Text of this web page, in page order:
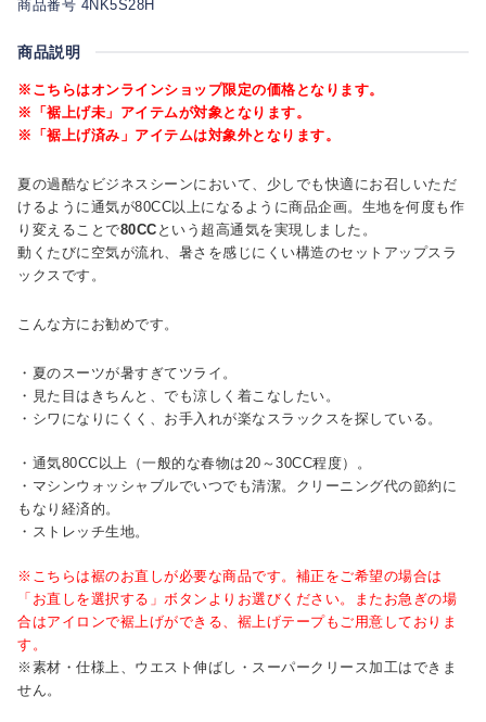
商品番号 4NK5S28H
商品説明
※こちらはオンラインショップ限定の価格となります。
※「裾上げ未」アイテムが対象となります。
※「裾上げ済み」アイテムは対象外となります。
夏の過酷なビジネスシーンにおいて、少しでも快適にお召しいただ
けるように通気が80CC以上になるように商品企画。生地を何度も作
り変えることで80CC という超高通気を実現しました。
動くたびに空気が流れ、暑さを感じにくい構造のセットアップスラ
ックスです。
こんな方にお勧めです。
・夏のスーツが暑すぎてツライ。
・見た目はきちんと、でも涼しく着こなしたい。
・シワになりにくく、お手入れが楽なスラックスを探している。
・通気80CC以上（一般的な春物は20～30CC程度）。
・マシンウォッシャブルでいつでも清潔。クリーニング代の節約に
もなり経済的。
・ストレッチ生地。
※こちらは裾のお直しが必要な商品です。補正をご希望の場合は
「お直しを選択する」ボタンよりお選びください。またお急ぎの場
合はアイロンで裾上げができる、裾上げテープもご用意しておりま
す。
※素材・仕様上、ウエスト伸ばし・スーパークリース加工はできま
せん。